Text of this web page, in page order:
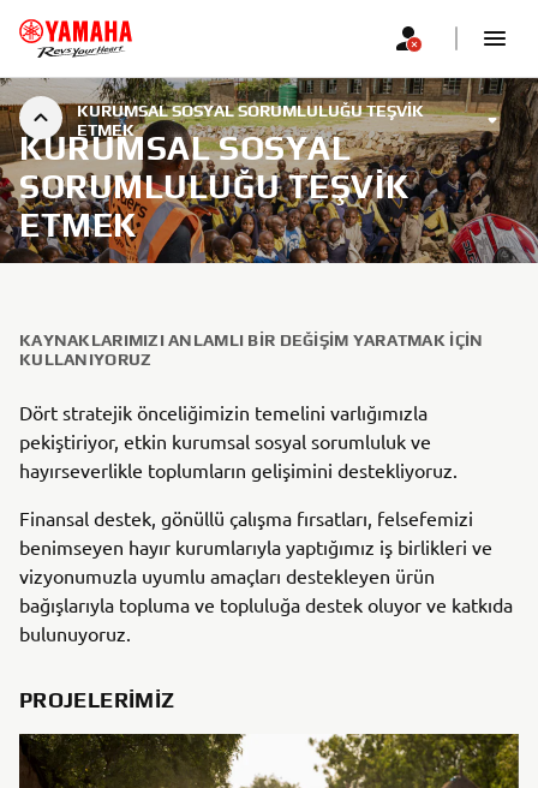
KURUMSAL SOSYAL SORUMLULUĞU TEŞVIK
ETMEK
KURUMSAL SOSYAL
SORUMLULUĞU TEŞVIK
ETMEK
KAYNAKLARIMIZI ANLAMLI BIR DEĞIŞIM YARATMAK IÇIN
KULLANIYORUZ
Dört stratejik önceliğimizin temelini varlığımızla
pekiştiriyor, etkin kurumsal sosyal sorumluluk ve
hayırseverlikle toplumların gelişimini destekliyoruz.
Finansal destek, gönüllü çalışma fırsatları, felsefemizi
benimseyen hayır kurumlarıyla yaptığımız iş birlikleri ve
vizyonumuzla uyumlu amaçları destekleyen ürün
bağışlarıyla topluma ve topluluğa destek oluyor ve katkıda
bulunuyoruz.
PROJELERIMIZ